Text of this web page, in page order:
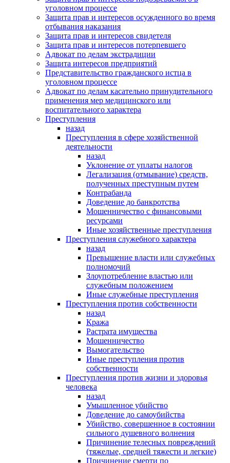
уголовном процессе
Защита прав и интересов осужденного во время
отбывания наказания
Защита прав и интересов свидетеля
Защита прав и интересов потерпевшего
Адвокат по делам экстрадиции
Защита интересов предприятий
Представительство гражданского истца в
уголовном процессе
Адвокат по делам касательно принудительного
применения мер медицинского или
воспитательного характера
Преступления
назад
Преступления в сфере хозяйственной
деятельности
назад
Уклонение от уплаты налогов
Легализация (отмывание) средств,
полученных преступным путем
Контрабанда
Доведение до банкротства
Мошенничество с финансовыми
ресурсами
Иные хозяйственные преступления
Преступления служебного характера
назад
Превышение власти или служебных
полномочий
Злоупотребление властью или
служебным положением
Иные служебные преступления
Преступления против собственности
назад
Кража
Растрата имущества
Мошенничество
Вымогательство
Иные преступления против
собственности
Преступления против жизни и здоровья
человека
назад
Умышленное убийство
Доведение до самоубийства
Убийство, совершенное в состоянии
сильного душевного волнения
Причинение телесных повреждений
(тяжелые, средней тяжести и легкие)
Причинение смерти по